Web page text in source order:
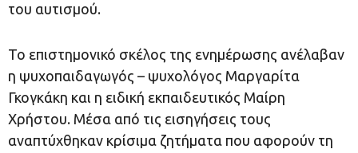
του αυτισμού.
Το επιστημονικό σκέλος της ενημέρωσης ανέλαβαν
η ψυχοπαιδαγωγός – ψυχολόγος Μαργαρίτα
Γκογκάκη και η ειδική εκπαιδευτικός Μαίρη
Χρήστου. Μέσα από τις εισηγήσεις τους
αναπτύχθηκαν κρίσιμα ζητήματα που αφορούν τη